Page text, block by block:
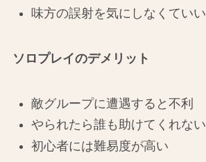
味方の誤射を気にしなくていい
ソロプレイのデメリット
敵グループに遭遇すると不利
やられたら誰も助けてくれない
初心者には難易度が高い